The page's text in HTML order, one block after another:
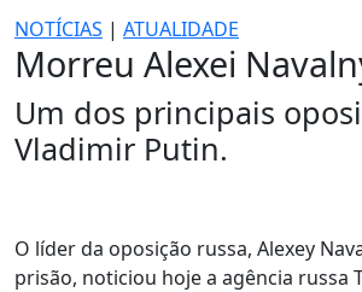
NOTÍCIAS | ATUALIDADE
Morreu Alexei
Um dos principais
Vladimir Putin.
O líder da oposição russa, Alexey
prisão, noticiou hoje a agência russa